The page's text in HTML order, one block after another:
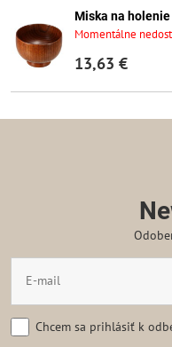
Miska na
Momentálne
13,63 €
Chcem sa prihlásiť k